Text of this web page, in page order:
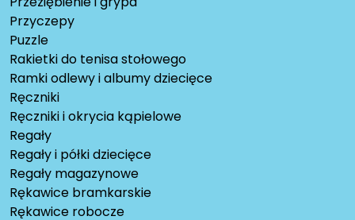
Przyczepy
Puzzle
Rakietki do tenisa stołowego
Ramki odlewy i albumy dziecięce
Ręczniki
Ręczniki i okrycia kąpielowe
Regały
Regały i półki dziecięce
Regały magazynowe
Rękawice bramkarskie
Rękawice robocze